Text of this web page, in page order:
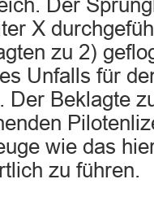
Der
X
zu 2)
Unfalls für
Der Beklagte
wie das
zu führen.